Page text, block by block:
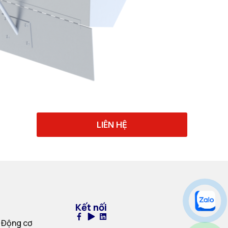
LIÊN HỆ
cơ
Kết nối